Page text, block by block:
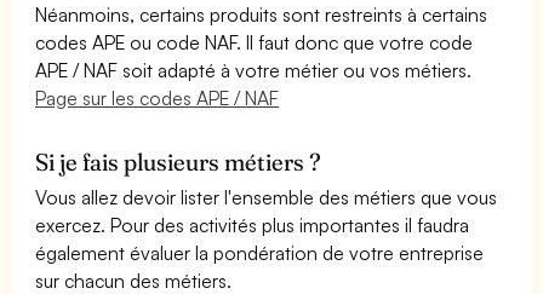
Néanmoins, certains produits sont restreints à certains
codes APE ou code NAF. Il faut donc que votre code
APE / NAF soit adapté à votre métier ou vos métiers.
Page sur les codes APE / NAF
Si je fais plusieurs métiers ?
Vous allez devoir lister l'ensemble des métiers que vous
exercez. Pour des activités plus importantes il faudra
également évaluer la pondération de votre entreprise
sur chacun des métiers.